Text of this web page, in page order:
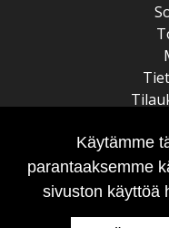
Käytämme
parantaaksemme
sivuston käyttöä